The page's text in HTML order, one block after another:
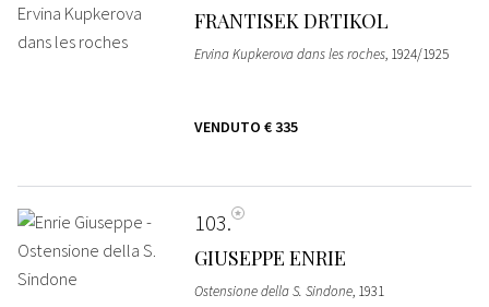
FRANTISEK DRTIKOL
Ervina Kupkerova dans les roches, 1924/1925
VENDUTO € 335
103
GIUSEPPE ENRIE
Ostensione della S. Sindone, 1931